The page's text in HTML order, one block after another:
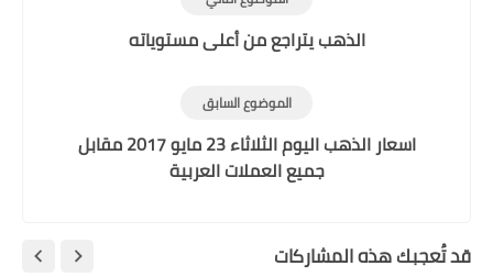
الذهب يتراجع من أعلى مستوياته
الموضوع السابق
اسعار الذهب اليوم الثلاثاء 23 مايو 2017 مقابل
جميع العملات العربية
قد تُعجبك هذه المشاركات